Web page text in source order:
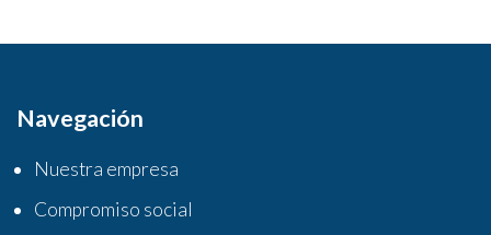
Navegación
Nuestra empresa
Compromiso social